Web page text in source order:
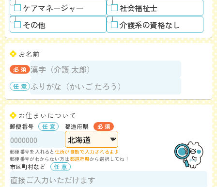
ケアマネージャー
社会福祉士
その他
介護系の資格なし
お名前
お住まいについて
郵便番号 都道府県
市区町村など
郵便番号を入れると 住所が自動で入力されるよ♪
郵便番号がわからない方は都道府県から選択してね！